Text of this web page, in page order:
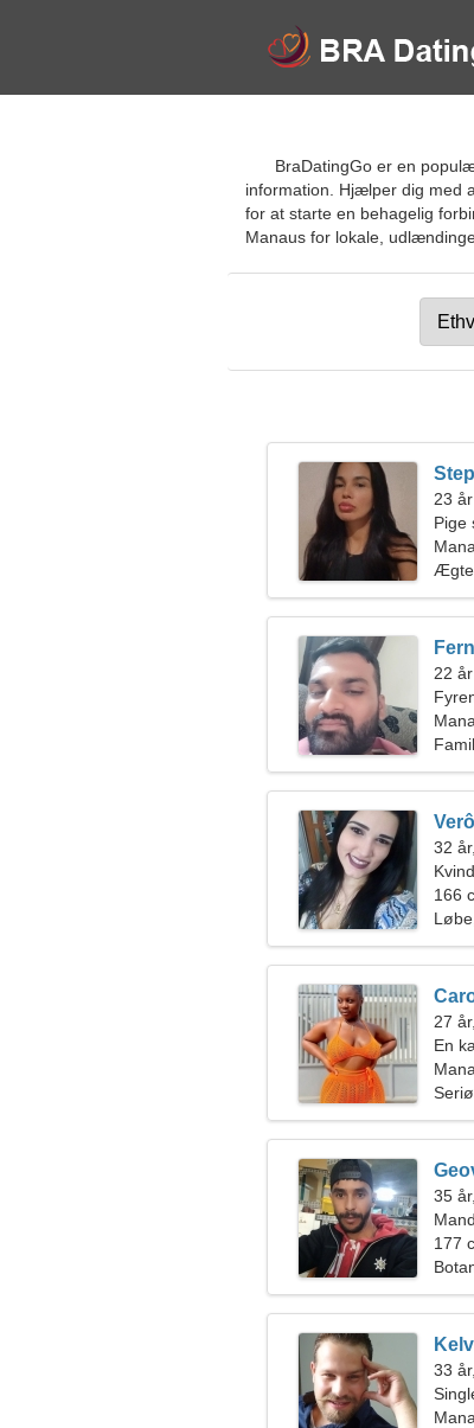
BraDatingGo er en
information. Hjælper dig med
for at starte en behagelig
Manaus for lokale,
23
Pige
Ægte
22
32
166
27
En
35
177
33